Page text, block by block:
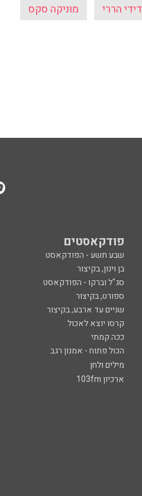
דידי הררי מוניקה סקס
פודקאסטים
שבע תשע - הפודקאסט
בן וינון, בקיצור
סג"ל וברקו - הפודקאסט
ספורט, בקיצור
שניים עד ארבע, בקיצור
קרסו יוצא לאכול
ככה קמתי
הכול פתוח - אמנון רגב
מילים ולחן
ארכיון 103fm